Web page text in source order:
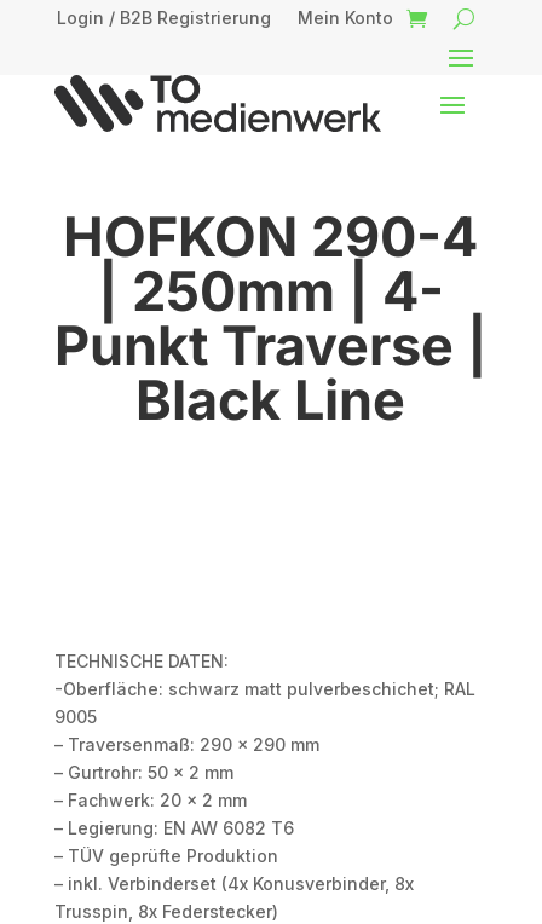
Login / B2B Registrierung Mein Konto
HOFKON 290-4
| 250mm | 4-
Punkt Traverse |
Black Line
TECHNISCHE DATEN:
-Oberfläche: schwarz matt pulverbeschichet; RAL
9005
– Traversenmaß: 290 x 290 mm
– Gurtrohr: 50 x 2 mm
– Fachwerk: 20 x 2 mm
– Legierung: EN AW 6082 T6
– TÜV geprüfte Produktion
– inkl. Verbinderset (4x Konusverbinder, 8x
Trusspin, 8x Federstecker)